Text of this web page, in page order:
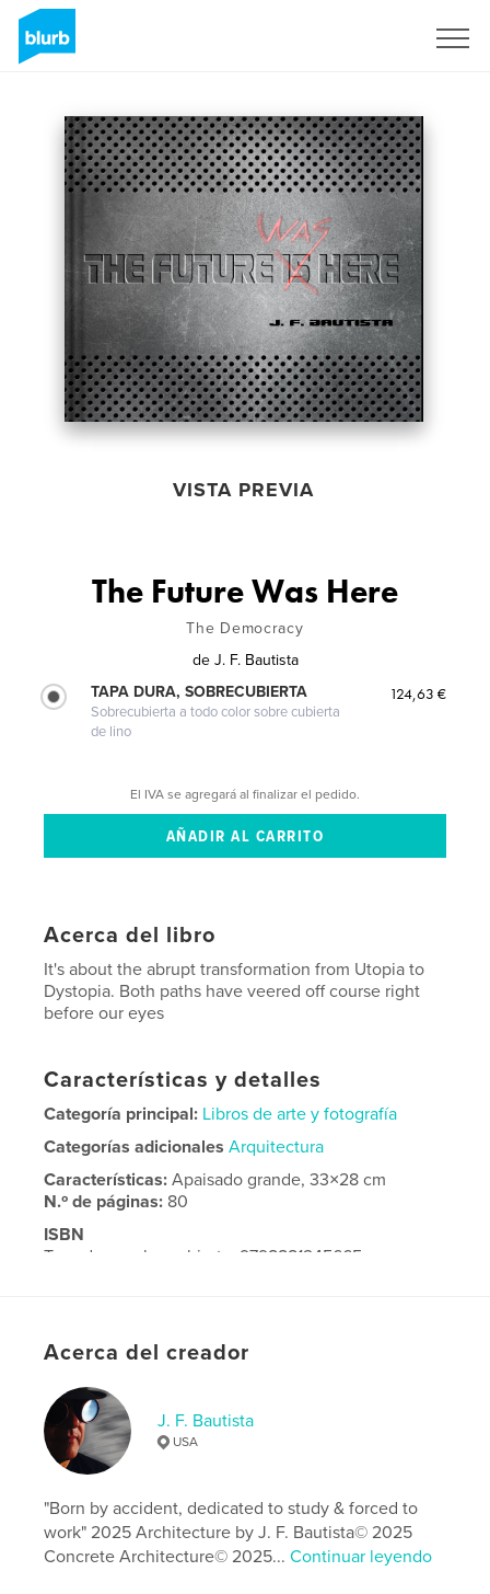
VISTA PREVIA
The Future Was Here
The Democracy
de J. F. Bautista
TAPA DURA, SOBRECUBIERTA
Sobrecubierta a todo color sobre cubierta
de lino
124,63 €
El IVA se agregará al finalizar el pedido.
Acerca del libro
It's about the abrupt transformation from Utopia to
Dystopia. Both paths have veered off course right
before our eyes
Características y detalles
Categoría principal: Libros de arte y fotografía
Categorías adicionales Arquitectura
Características:Apaisado grande, 33×28 cm
N.º de páginas: 80
ISBN
Tapa dura, sobrecubierta: 9798881245665
Acerca del creador
J. F. Bautista
USA
"Born by accident, dedicated to study & forced to
work" 2025 Architecture by J. F. Bautista© 2025
Concrete Architecture© 2025...Continuar leyendo